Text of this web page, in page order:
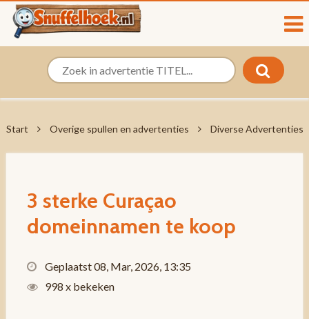
Start Overige spullen en advertenties Diverse Advertenties
3 sterke Curaçao
domeinnamen te koop
Geplaatst 08, Mar, 2026, 13:35
998 x bekeken